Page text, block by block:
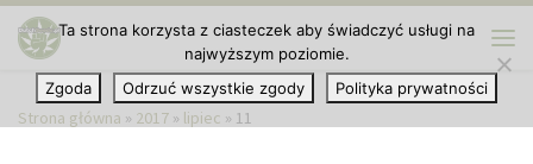
Przejdź do treści
Strona główna » 2017 » lipiec » 11
Ta strona korzysta z ciasteczek aby świadczyć usługi na
najwyższym poziomie.
Zgoda
Odrzuć wszystkie zgody Polityka prywatności